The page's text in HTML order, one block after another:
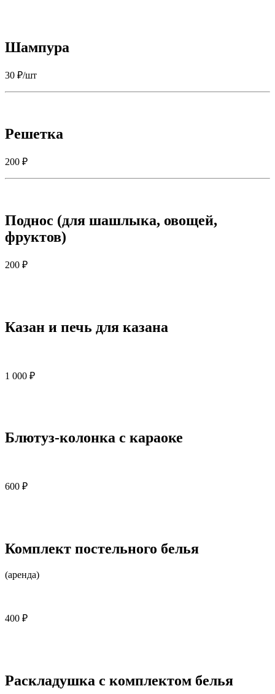
Шампура
30 ₽/шт
Решетка
200 ₽
Поднос (для шашлыка, овощей,
фруктов)
200 ₽
Казан и печь для казана
1 000 ₽
Блютуз-колонка с караоке
600 ₽
Комплект постельного белья
(аренда)
400 ₽
Раскладушка с комплектом белья